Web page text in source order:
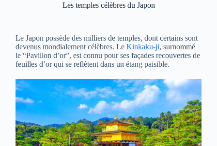
Les temples célèbres du Japon
Le Japon possède des milliers de temples, dont certains sont
devenus mondialement célèbres. LeKinkaku-ji, surnommé
le “Pavillon d’or”, est connu pour ses façades recouvertes de
feuilles d’or qui se reflètent dans un étang paisible.